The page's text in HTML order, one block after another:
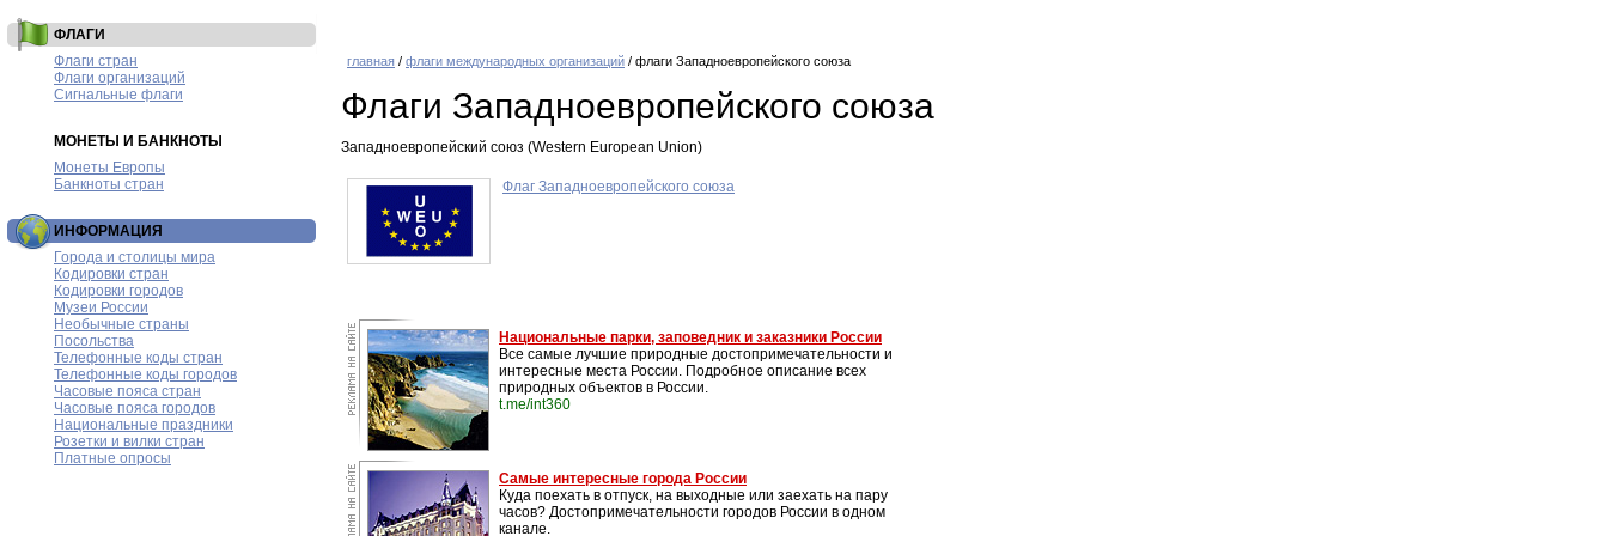
ФЛАГИ
Флаги стран
Флаги организаций
Сигнальные флаги
МОНЕТЫ И БАНКНОТЫ
Монеты Европы
Банкноты стран
ИНФОРМАЦИЯ
Города и столицы мира
Кодировки стран
Кодировки городов
Музеи России
Необычные страны
Посольства
Телефонные коды стран
Телефонные коды городов
Часовые пояса стран
Часовые пояса городов
Национальные праздники
Розетки и вилки стран
Платные опросы
главная / флаги международных организаций / флаги Западноевропейского союза
Флаги Западноевропейского союза
Западноевропейский союз (Western European Union)
Флаг Западноевропейского союза
Национальные парки, заповедник и заказники России
Все самые лучшие природные достопримечательности и
интересные места России. Подробное описание всех
природных объектов в России.
t.me/int360
Самые интересные города России
Куда поехать в отпуск, на выходные или заехать на пару
часов? Достопримечательности городов России в одном
канале.